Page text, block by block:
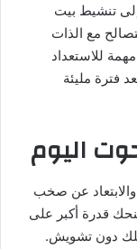
تنشيط بيت
مع الذات
للاستعداد
لانطلاقة شهر فبراير 2026، بعد فترة مليئة
اليوم
والابتعاد عن صخب
قدرة أكبر على
دون تشويش.